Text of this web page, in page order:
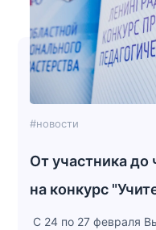
#новости
От участника
на конкурс
С 24 по 27 февраля